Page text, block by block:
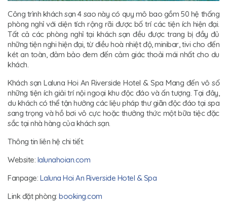
Công trình khách sạn 4 sao này có quy mô bao gồm 50 hệ thống
phòng nghỉ với diện tích rộng rãi được bố trí các tiện ích hiện đại.
Tất cả các phòng nghỉ tại khách sạn đều được trang bị đầy đủ
những tiện nghi hiện đại, từ điều hoà nhiệt độ, minibar, tivi cho đến
két an toàn, đảm bảo đem đến cảm giác thoải mái nhất cho du
khách.
Khách sạn Laluna Hoi An Riverside Hotel & Spa Mang đến vô số
những tiện ích giải trí nội ngoại khu độc đáo và ấn tượng. Tại đây,
du khách có thể tận hưởng các liệu pháp thư giãn độc đáo tại spa
sang trọng và hồ bơi vô cực hoặc thưởng thức một bữa tiệc đặc
sắc tại nhà hàng của khách sạn.
Thông tin liên hệ chi tiết:
Website: lalunahoian.com
Fanpage: Laluna Hoi An Riverside Hotel & Spa
Link đặt phòng: booking.com